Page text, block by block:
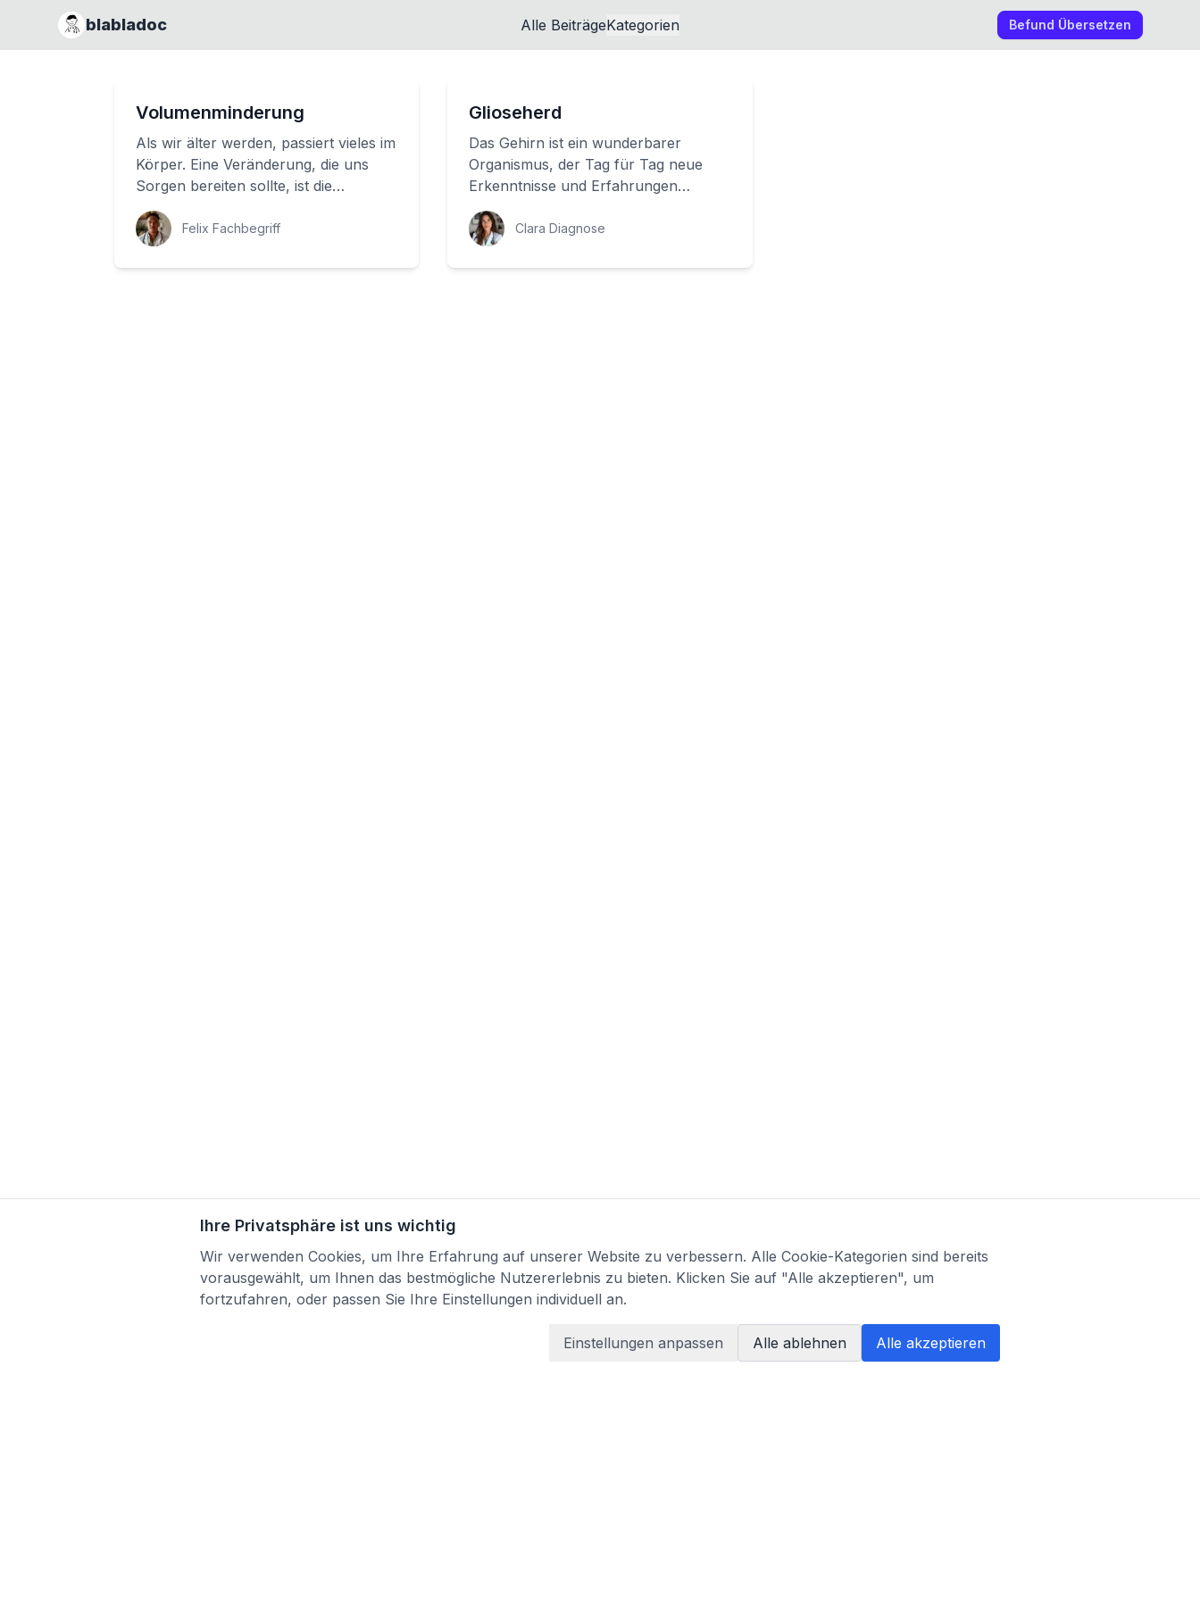
blabladoc Alle BeiträgeKategorien Befund Übersetzen
Volumenminderung
Als wir älter werden, passiert vieles im
Körper. Eine Veränderung, die uns
Sorgen bereiten sollte, ist die
Volumenminderung des Gehirns. Was
bedeutet ...Felix Fachbegriff
Glioseherd
Das Gehirn ist ein wunderbarer
Organismus, der Tag für Tag neue
Erkenntnisse und Erfahrungen
sammelt. Doch es gibt auch
Schattenseiten, die uns zu bes...
Clara Diagnose
Ihre Privatsphäre ist uns wichtig
Wir verwenden Cookies, um Ihre Erfahrung auf unserer Website zu verbessern. Alle Cookie-Kategorien sind bereits
vorausgewählt, um Ihnen das bestmögliche Nutzererlebnis zu bieten. Klicken Sie auf "Alle akzeptieren", um
fortzufahren, oder passen Sie Ihre Einstellungen individuell an.
Einstellungen anpassen Alle ablehnen Alle akzeptieren